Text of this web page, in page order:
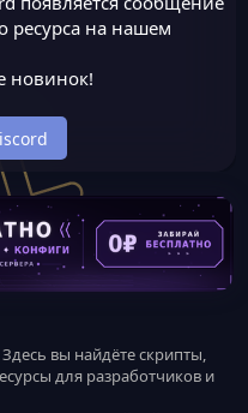
ресурса на нашем
новинок!
Здесь вы найдёте скрипты,
для разработчиков и